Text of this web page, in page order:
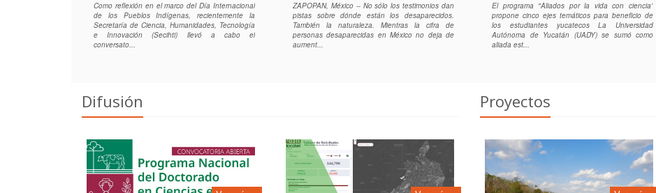
Como reflexión en el marco del Día Internacional
de los Pueblos Indígenas, recientemente la
Secretaría de Ciencia, Humanidades, Tecnología
e Innovación (Secihti) llevó a cabo el
conversato...
ZAPOPAN, México -- No sólo los testimonios dan
pistas sobre dónde están los desaparecidos.
También la naturaleza. Mientras la cifra de
personas desaparecidas en México no deja de
aument...
El programa "Aliados por la vida con ciencia”
propone cinco ejes temáticos para beneficio de
los estudiantes yucatecos La Universidad
Autónoma de Yucatán (UADY) se sumó como
aliada est...
Difusión Proyectos